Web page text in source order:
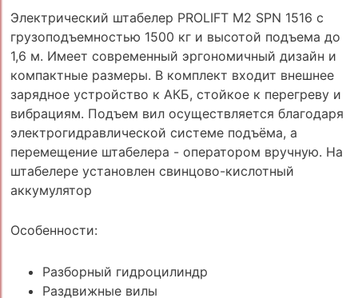
Электрический штабелер PROLIFT M2 SPN 1516 с
грузоподъемностью 1500 кг и высотой подъема до
1,6 м. Имеет современный эргономичный дизайн и
компактные размеры. В комплект входит внешнее
зарядное устройство к АКБ, стойкое к перегреву и
вибрациям. Подъем вил осуществляется благодаря
электрогидравлической системе подъёма, а
перемещение штабелера - оператором вручную. На
штабелере установлен свинцово-кислотный
аккумулятор
Особенности:
Разборный гидроцилиндр
Раздвижные вилы